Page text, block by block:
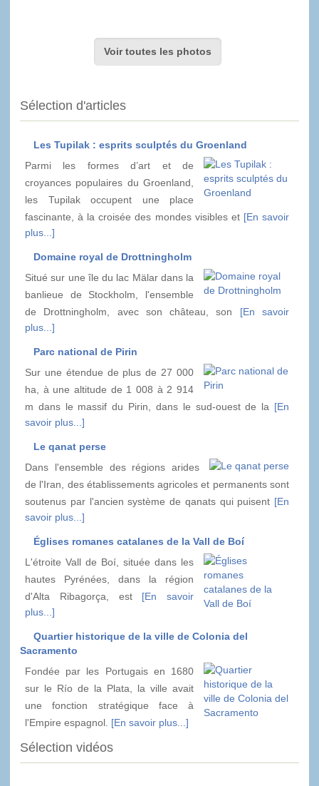
Voir toutes les photos
Sélection d'articles
Les Tupilak : esprits sculptés du Groenland
Parmi les formes d’art et de
croyances populaires du Groenland,
les Tupilak occupent une place
fascinante, à la croisée des mondes visibles et [En savoir
plus...]
Domaine royal de Drottningholm
Situé sur une île du lac Mälar dans la
banlieue de Stockholm, l'ensemble
de Drottningholm, avec son château, son [En savoir
plus...]
Parc national de Pirin
Sur une étendue de plus de 27 000
ha, à une altitude de 1 008 à 2 914
m dans le massif du Pirin, dans le sud-ouest de la [En
savoir plus...]
Le qanat perse
Dans l'ensemble des régions arides
de l'Iran, des établissements agricoles et permanents sont
soutenus par l'ancien système de qanats qui puisent [En
savoir plus...]
Églises romanes catalanes de la Vall de Boí
L'étroite Vall de Boí, située dans les
hautes Pyrénées, dans la région
d'Alta Ribagorça, est [En savoir
plus...]
Quartier historique de la ville de Colonia del
Sacramento
Fondée par les Portugais en 1680
sur le Río de la Plata, la ville avait
une fonction stratégique face à
l'Empire espagnol. [En savoir plus...]
Sélection vidéos